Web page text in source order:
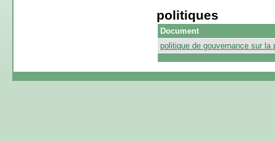
politiques
Document
politique de gouvernance sur la